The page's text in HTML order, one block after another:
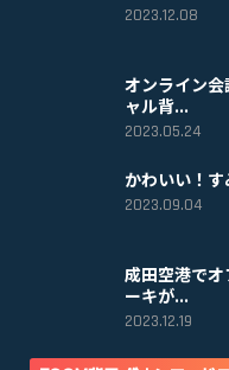
2023.12.08
オンライン
ャル背...
2023.05.24
かわいい！
2023.09.04
成田空港で
ーキが...
2023.12.19